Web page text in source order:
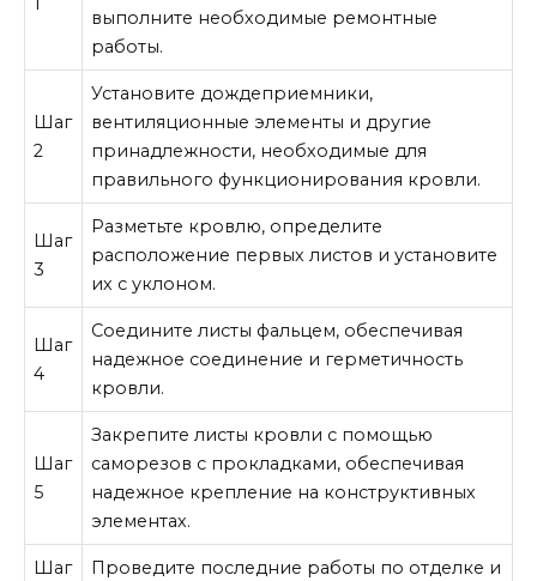
выполните необходимые ремонтные
работы.
Шаг
2
Установите дождеприемники,
вентиляционные элементы и другие
принадлежности, необходимые для
правильного функционирования кровли.
Шаг
3
Разметьте кровлю, определите
расположение первых листов и установите
их с уклоном.
Шаг
4
Соедините листы фальцем, обеспечивая
надежное соединение и герметичность
кровли.
Шаг
5
Закрепите листы кровли с помощью
саморезов с прокладками, обеспечивая
надежное крепление на конструктивных
элементах.
Шаг
Проведите последние работы по отделке и